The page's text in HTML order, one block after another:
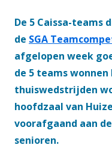
De 5 Caissa-teams
de SGA
afgelopen week
de 5 teams
thuiswedstrijden
hoofdzaal van
voorafgaand aan
senioren.